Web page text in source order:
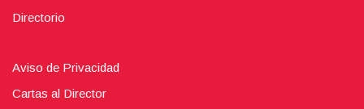
Directorio
Aviso de Privacidad
Cartas al Director